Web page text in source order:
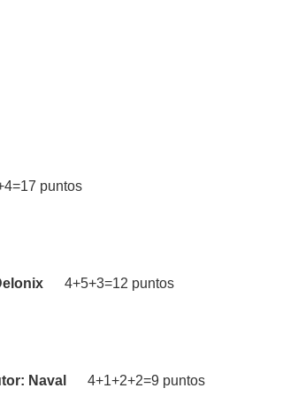
puntos
4+5+3=12 puntos
Naval
4+1+2+2=9 puntos